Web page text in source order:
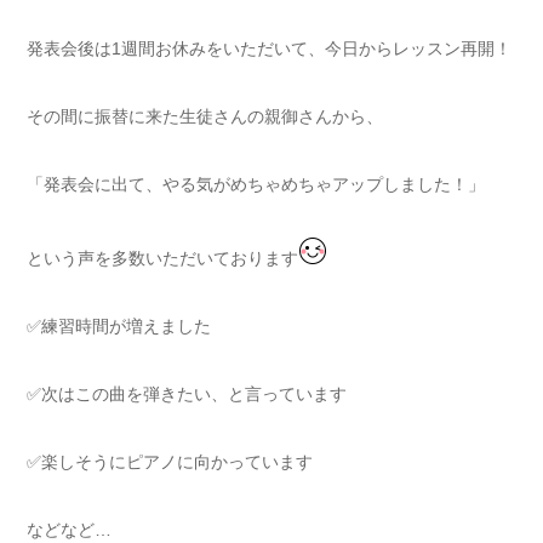
発表会後は1週間お休みをいただいて、今日からレッスン再開！
その間に振替に来た生徒さんの親御さんから、
「発表会に出て、やる気がめちゃめちゃアップしました！」
という声を多数いただいております
✅練習時間が増えました
✅次はこの曲を弾きたい、と言っています
✅楽しそうにピアノに向かっています
などなど…